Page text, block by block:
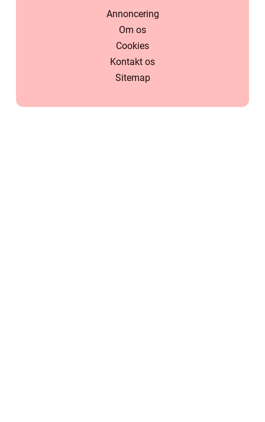
Annoncering
Om os
Cookies
Kontakt os
Sitemap